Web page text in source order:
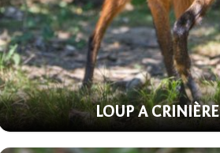
LOUP A CRINIÈRE